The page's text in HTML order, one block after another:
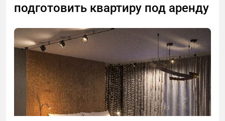
подготовить квартиру под аренду